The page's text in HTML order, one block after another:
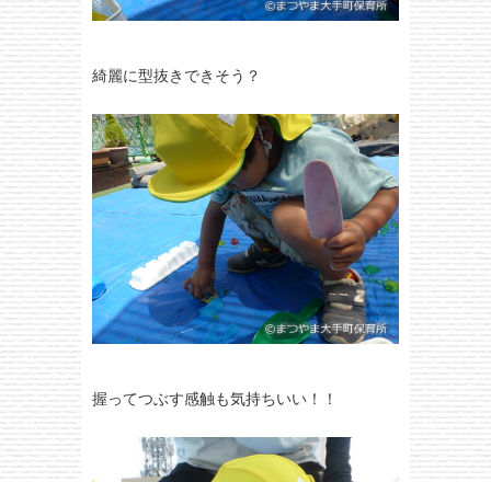
綺麗に型抜きできそう？
握ってつぶす感触も気持ちいい！！